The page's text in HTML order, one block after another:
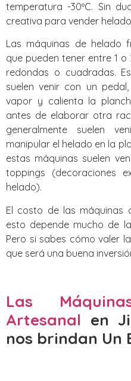
temperatura -30ºC. Sin
creativa para vender
Las máquinas de helado
que pueden tener entre 1
redondas o cuadradas.
suelen venir con un
vapor y calienta la
antes de elaborar otra
generalmente suelen
manipular el helado en la
estas máquinas suelen
toppings (decoraciones
helado).
El costo de las máquinas
esto depende mucho de
Pero si sabes cómo valer
que será una buena
Las
Artesanal en
nos brindan Un